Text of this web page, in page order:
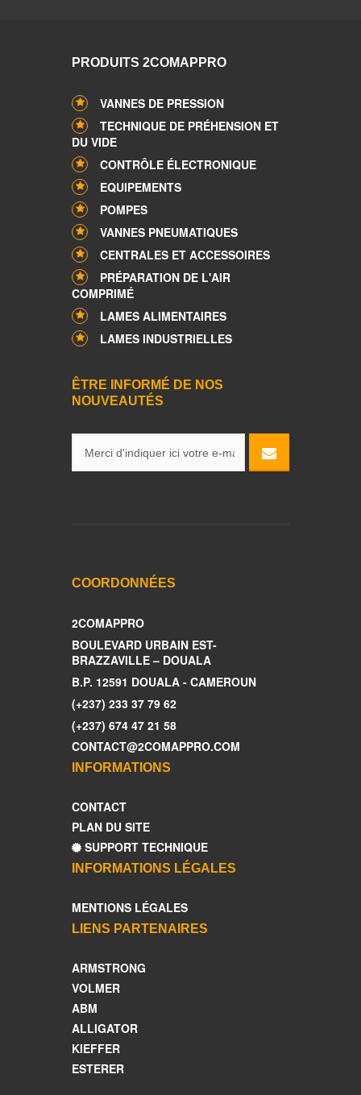
PRODUITS 2COMAPPRO
VANNES DE PRESSION
TECHNIQUE DE PRÉHENSION ET
DU VIDE
CONTRÔLE ÉLECTRONIQUE
EQUIPEMENTS
POMPES
VANNES PNEUMATIQUES
CENTRALES ET ACCESSOIRES
PRÉPARATION DE L'AIR
COMPRIMÉ
LAMES ALIMENTAIRES
LAMES INDUSTRIELLES
ÊTRE INFORMÉ DE NOS
NOUVEAUTÉS
COORDONNÉES
2COMAPPRO
BOULEVARD URBAIN EST-
BRAZZAVILLE – DOUALA
B.P. 12591 DOUALA - CAMEROUN
(+237) 233 37 79 62
(+237) 674 47 21 58
CONTACT@2COMAPPRO.COM
INFORMATIONS
CONTACT
PLAN DU SITE
SUPPORT TECHNIQUE
INFORMATIONS LÉGALES
MENTIONS LÉGALES
LIENS PARTENAIRES
ARMSTRONG
VOLMER
ABM
ALLIGATOR
KIEFFER
ESTERER